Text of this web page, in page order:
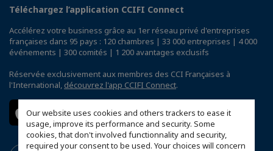
Our website uses cookies and others trackers to ease it
usage, improve its performance and security. Some
cookies, that don't involved functionnality and security,
required your consent to be used. Your choices will concern
Téléchargez l’application CCIFI Connect
Accélérez votre business grâce au 1er réseau privé d'entreprises
françaises dans 95 pays : 120 chambres | 33 000 entreprises | 4 000
événements | 300 comités | 1 200 avantages exclusifs
Réservée exclusivement aux membres des CCI Françaises à
l'International, découvrez l'app CCIFI Connect.